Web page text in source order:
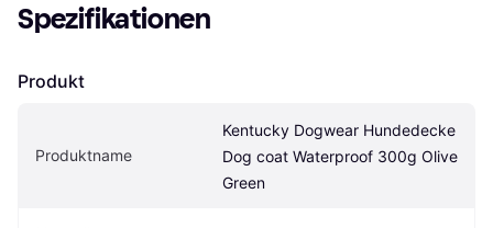
Spezifikationen
Produkt
Produktname
Kentucky Dogwear Hundedecke
Dog coat Waterproof 300g Olive
Green